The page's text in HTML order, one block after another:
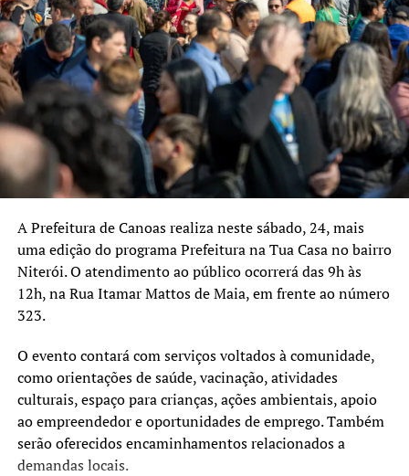
A Prefeitura de Canoas realiza neste sábado, 24, mais
uma edição do programa Prefeitura na Tua Casa no bairro
Niterói. O atendimento ao público ocorrerá das 9h às
12h, na Rua Itamar Mattos de Maia, em frente ao número
323.
O evento contará com serviços voltados à comunidade,
como orientações de saúde, vacinação, atividades
culturais, espaço para crianças, ações ambientais, apoio
ao empreendedor e oportunidades de emprego. Também
serão oferecidos encaminhamentos relacionados a
demandas locais.